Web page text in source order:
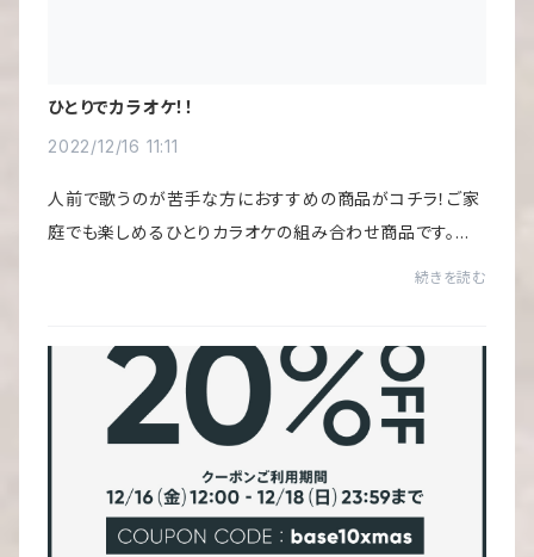
ひとりでカラオケ！！
2022/12/16 11:11
人前で歌うのが苦手な方におすすめの商品がコチラ！ご家
庭でも楽しめるひとりカラオケの組み合わせ商品です。音
続きを読む